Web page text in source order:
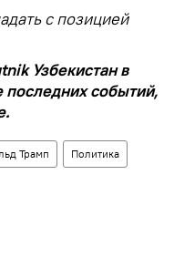
с позицией
Узбекистан в
последних событий,
Трамп Политика